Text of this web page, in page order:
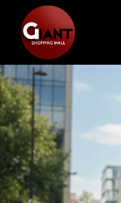
content